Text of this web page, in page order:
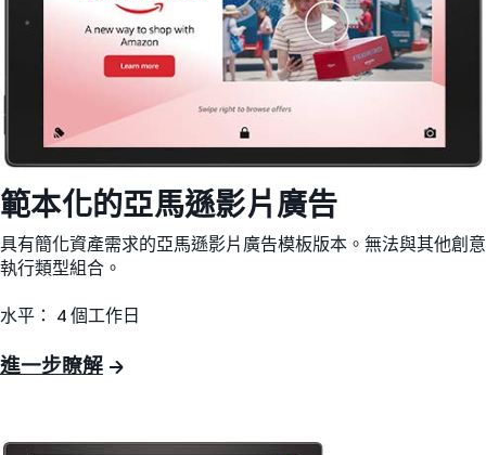
範本化的亞馬遜影片廣告
具有簡化資產需求的亞馬遜影片廣告模板版本。無法與其他創意
執行類型組合。
水平： 4 個工作日
進一步瞭解